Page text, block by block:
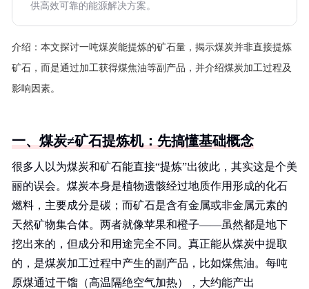
供高效可靠的能源解决方案。
介绍： 本文探讨一吨煤炭能提炼的矿石量，揭示煤炭并非直接提炼
矿石，而是通过加工获得煤焦油等副产品，并介绍煤炭加工过程及
影响因素。
一、煤炭≠矿石提炼机：先搞懂基础概念
很多人以为煤炭和矿石能直接“提炼”出彼此，其实这是个美
丽的误会。煤炭本身是植物遗骸经过地质作用形成的化石
燃料，主要成分是碳；而矿石是含有金属或非金属元素的
天然矿物集合体。两者就像苹果和橙子——虽然都是地下
挖出来的，但成分和用途完全不同。真正能从煤炭中提取
的，是煤炭加工过程中产生的副产品，比如煤焦油。每吨
原煤通过干馏（高温隔绝空气加热），大约能产出